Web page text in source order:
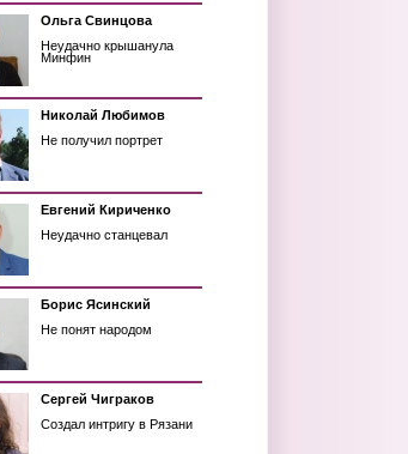
Ольга Свинцова
Неудачно крышанула
Минфин
Николай Любимов
Не получил портрет
Евгений Кириченко
Неудачно станцевал
Борис Ясинский
Не понят народом
Сергей Чиграков
Создал интригу в Рязани